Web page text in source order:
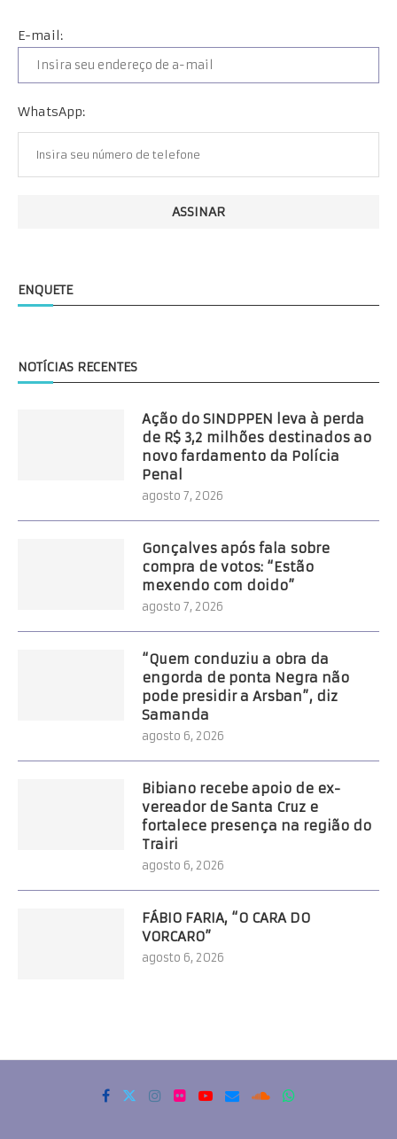
E-mail:
WhatsApp:
ENQUETE
NOTÍCIAS RECENTES
Ação do SINDPPEN leva à perda
de R$ 3,2 milhões destinados ao
novo fardamento da Polícia
Penal
agosto 7, 2026
Gonçalves após fala sobre
compra de votos: “Estão
mexendo com doido”
agosto 7, 2026
“Quem conduziu a obra da
engorda de ponta Negra não
pode presidir a Arsban”, diz
Samanda
agosto 6, 2026
Bibiano recebe apoio de ex-
vereador de Santa Cruz e
fortalece presença na região do
Trairi
agosto 6, 2026
FÁBIO FARIA, “O CARA DO
VORCARO”
agosto 6, 2026